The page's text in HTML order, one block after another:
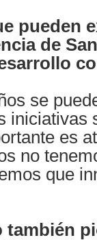
pueden
de
se
iniciativas
es
no
que
también